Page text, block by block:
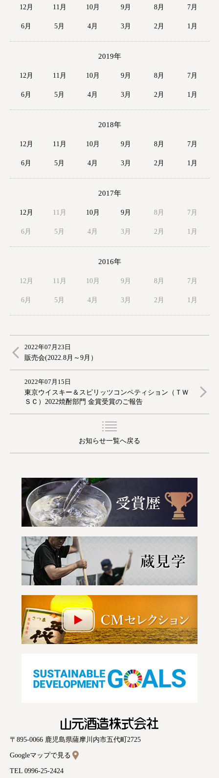
12月 11月 10月 9月 8月 7月
6月 5月 4月 3月 2月 1月
2019年
12月 11月 10月 9月 8月 7月
6月 5月 4月 3月 2月 1月
2018年
12月 11月 10月 9月 8月 7月
6月 5月 4月 3月 2月 1月
2017年
12月 11月 10月 9月 8月 7月
6月 5月 4月 3月 2月 1月
2016年
12月 11月 10月 9月 8月 7月
6月 5月 4月 3月 2月 1月
2022年07月23日
販売会(2022.8月～9月）
2022年07月15日
東京ウイスキー＆スピリッツコンペティション（ＴＷ
ＳＣ）2022焼酎部門 金賞受賞のご報告
お知らせ一覧へ戻る
山元酒造株式会社
〒895-0066 鹿児島県薩摩川内市五代町2725
Googleマップで見る
TEL 0996-25-2424